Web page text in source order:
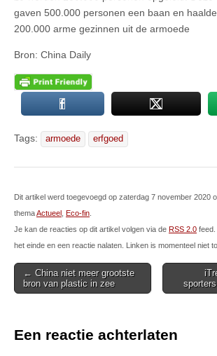
gaven 500.000 personen een baan en
200.000 arme gezinnen uit de armoede
Bron: China Daily
Tags: armoede erfgoed
Dit artikel werd toegevoegd op zaterdag 7 november 2020
themaActueel Eco-fin
Je kan de reacties op dit artikel volgen via de RSS 2.0
het einde en een reactie nalaten. Linken is momenteel niet
Post
navigation
← China niet meer grootste
bron van plastic in zee
Een reactie achterlaten